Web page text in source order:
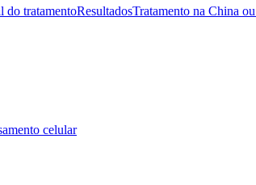
do tratamentoResultadosTratamento na China
celular